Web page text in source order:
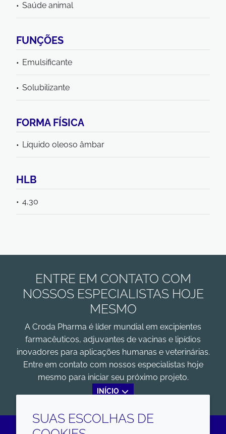
Saúde animal
FUNÇÕES
Emulsificante
Solubilizante
FORMA FÍSICA
Líquido oleoso âmbar
HLB
4,30
ENTRE EM CONTATO COM
NOSSOS ESPECIALISTAS HOJE
MESMO
A Croda Pharma é líder mundial em excipientes
farmacêuticos, adjuvantes de vacinas e lipídios
inovadores para aplicações humanas e veterinárias.
Entre em contato com nossos especialistas hoje
mesmo para iniciar seu próximo projeto.
INÍCIO
SUAS ESCOLHAS DE